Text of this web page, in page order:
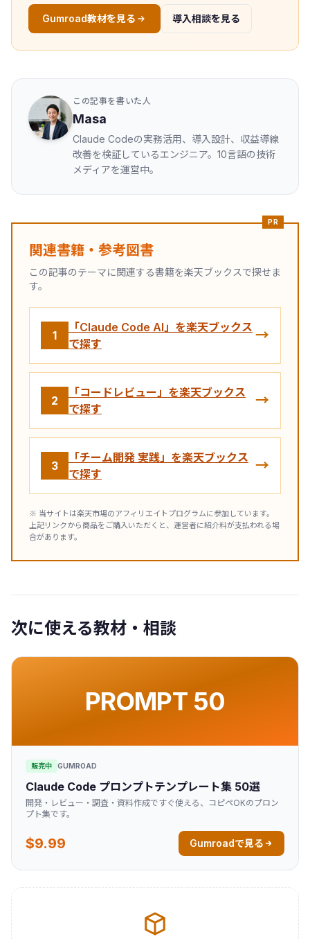
Gumroad教材を見る 導入相談を見る
この記事を書いた人
Masa
Claude Codeの実務活用、導入設計、収益導線
改善を検証しているエンジニア。10言語の技術
メディアを運営中。
PR
関連書籍・参考図書
この記事のテーマに関連する書籍を楽天ブックスで探せま
す。
1
「Claude Code AI」を楽天ブックス
で探す
→
2
「コードレビュー」を楽天ブックス
で探す
→
3
「チーム開発 実践」を楽天ブックス
で探す
→
※ 当サイトは楽天市場のアフィリエイトプログラムに参加しています。
上記リンクから商品をご購入いただくと、運営者に紹介料が支払われる場
合があります。
次に使える教材・相談
PROMPT 50
販売中 GUMROAD
Claude Code プロンプトテンプレート集 50選
開発・レビュー・調査・資料作成ですぐ使える、コピペOKのプロン
プト集です。
$9.99 Gumroadで見る